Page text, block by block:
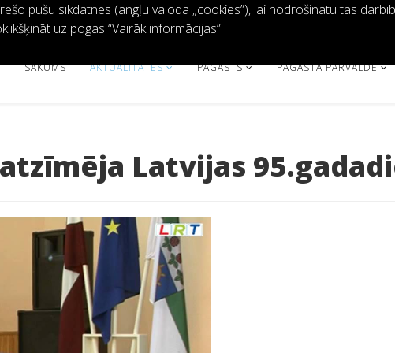
SĀKUMS AKTUALITĀTES PAGASTS PAGASTA PĀRVALDE
Latvijas
pušu sīkdatnes (angļu valodā „cookies”), lai nodrošinātu tās
uz pogas “Vairāk informācijas”.